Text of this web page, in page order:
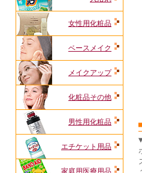
女性用化粧品
ベースメイク
メイクアップ
化粧品その他
男性用化粧品
エチケット用品
家庭用医療用品